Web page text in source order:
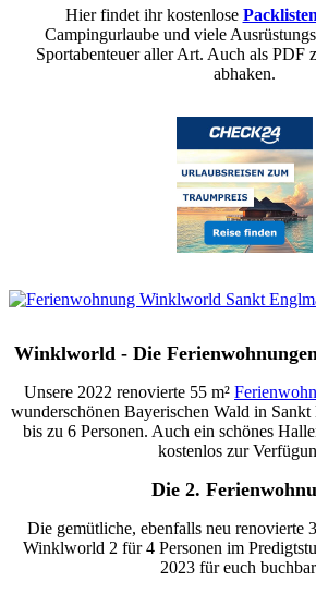
Hier findet ihr kostenlose Packlisten
Campingurlaube und viele
Sportabenteuer aller Art. Auch als PDF
abhaken.
Winklworld - Die
Unsere 2022 renovierte 55 m²
wunderschönen Bayerischen Wald in
bis zu 6 Personen. Auch ein schönes
kostenlos zur
Die 2.
Die gemütliche, ebenfalls neu renovierte
Winklworld 2 für 4 Personen im
2023 für euch